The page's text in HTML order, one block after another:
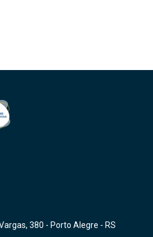
380 - Porto Alegre - RS